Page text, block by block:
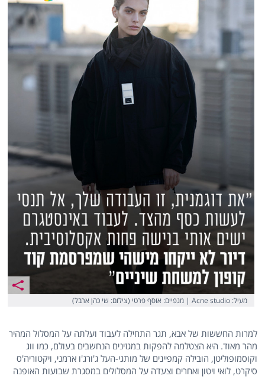
מעיל: Acne studio | מגפיים: אוסף פרטי (צילום: שי כהן ארבל)
למרות החששות של אבא, תגר התחילה לעבוד ועלתה על המסלול המהיר
מהר מאוד. היא הצטלמה להפקות במגזינים הנחשבים בעולם, כמו ווג
וקוסמופוליטן, הובילה קמפיינים של מותגי-העל ג'ורג'ו ארמני, ויקטוריה'ס
סיקרט, לואי ויטון ואחרים וצעדה על המסלולים במסגרת שבועות האופנה